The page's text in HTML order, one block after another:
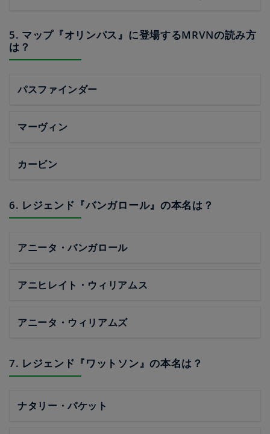
5. マップ『オリンパス』に登場するMRVNの読み方
は？
パスファインダー
マーヴィン
カービン
6. レジェンド『バンガロール』の本名は？
アニータ・バンガロール
アニヒレイト・ウィリアムス
アニータ・ウィリアムズ
7. レジェンド『ワットソン』の本名は？
ナタリー・パケット